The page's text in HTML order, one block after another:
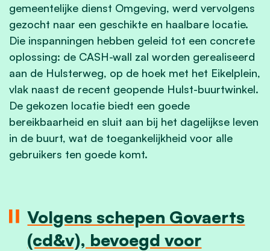
gemeentelijke dienst Omgeving, werd vervolgens
gezocht naar een geschikte en haalbare locatie.
Die inspanningen hebben geleid tot een concrete
oplossing: de CASH-wall zal worden gerealiseerd
aan de Hulsterweg, op de hoek met het Eikelplein,
vlak naast de recent geopende Hulst-buurtwinkel.
De gekozen locatie biedt een goede
bereikbaarheid en sluit aan bij het dagelijkse leven
in de buurt, wat de toegankelijkheid voor alle
gebruikers ten goede komt.
Volgens schepen Govaerts
(cd&v), bevoegd voor